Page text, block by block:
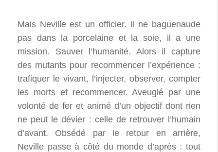
Mais Neville est un officier. Il ne baguenaude
pas dans la porcelaine et la soie, il a une
mission. Sauver l’humanité. Alors il capture
des mutants pour recommencer l’expérience :
trafiquer le vivant, l’injecter, observer, compter
les morts et recommencer. Aveuglé par une
volonté de fer et animé d’un objectif dont rien
ne peut le dévier : celle de retrouver l’humain
d’avant. Obsédé par le retour en arrière,
Neville passe à côté du monde d’après : tout